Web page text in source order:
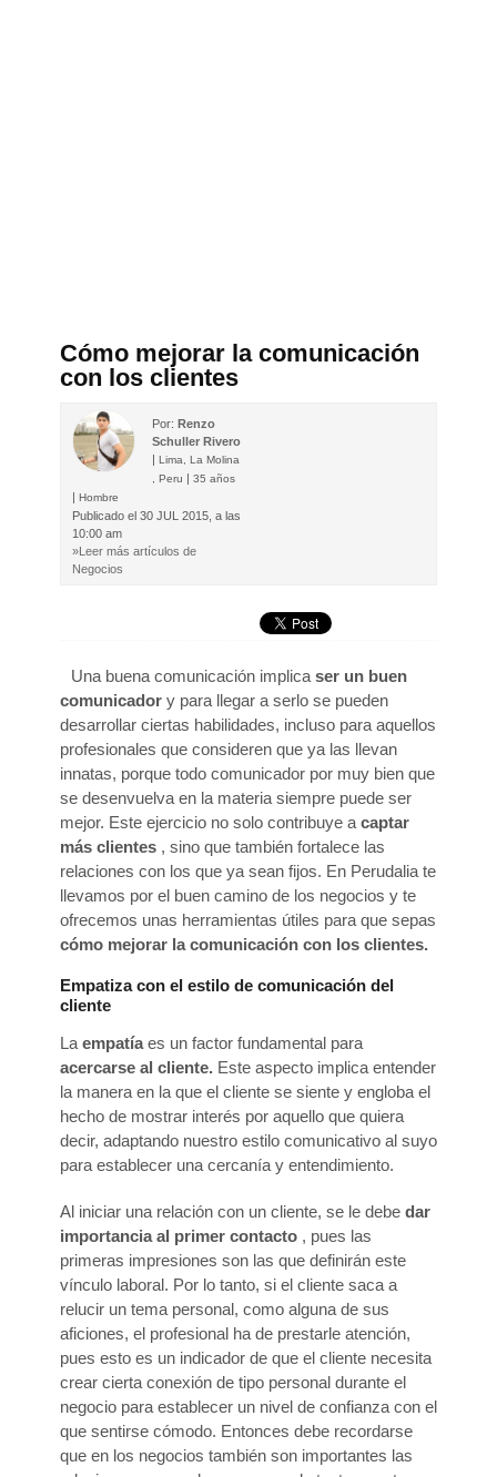
Cómo mejorar la comunicación
con los clientes
Por:Renzo
Schuller Rivero
|Lima, La Molina
, Peru |35 años
| Hombre
Publicado el 30 JUL 2015, a las
10:00 am
»Leer más artículos de
Negocios
Una buena comunicación implica ser un buen
comunicador y para llegar a serlo se pueden
desarrollar ciertas habilidades, incluso para aquellos
profesionales que consideren que ya las llevan
innatas, porque todo comunicador por muy bien que
se desenvuelva en la materia siempre puede ser
mejor. Este ejercicio no solo contribuye a captar
más clientes , sino que también fortalece las
relaciones con los que ya sean fijos. En Perudalia te
llevamos por el buen camino de los negocios y te
ofrecemos unas herramientas útiles para que sepas
cómo mejorar la comunicación con los clientes.
Empatiza con el estilo de comunicación del
cliente
La empatíaes un factor fundamental para
acercarse al cliente. Este aspecto implica entender
la manera en la que el cliente se siente y engloba el
hecho de mostrar interés por aquello que quiera
decir, adaptando nuestro estilo comunicativo al suyo
para establecer una cercanía y entendimiento.
Al iniciar una relación con un cliente, se le debe dar
importancia al primer contacto , pues las
primeras impresiones son las que definirán este
vínculo laboral. Por lo tanto, si el cliente saca a
relucir un tema personal, como alguna de sus
aficiones, el profesional ha de prestarle atención,
pues esto es un indicador de que el cliente necesita
crear cierta conexión de tipo personal durante el
negocio para establecer un nivel de confianza con el
que sentirse cómodo. Entonces debe recordarse
que en los negocios también son importantes las